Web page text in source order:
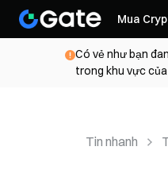
Mua
Có vẻ như bạn
trong khu vực của
Tin nhanh